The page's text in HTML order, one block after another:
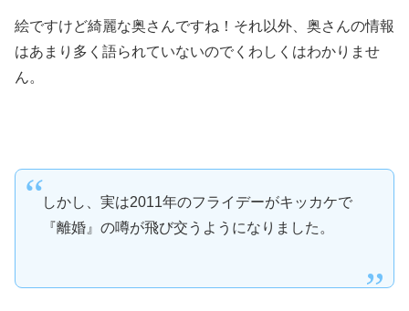
絵ですけど綺麗な奥さんですね！それ以外、奥さんの情報
はあまり多く語られていないのでくわしくはわかりませ
ん。
しかし、実は2011年のフライデーがキッカケで
『離婚』の噂が飛び交うようになりました。